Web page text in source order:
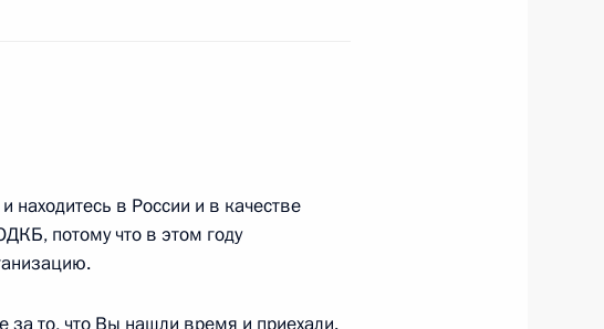
«Победа»
в России и в качестве
потому что в этом году
то, что Вы нашли время и приехали.